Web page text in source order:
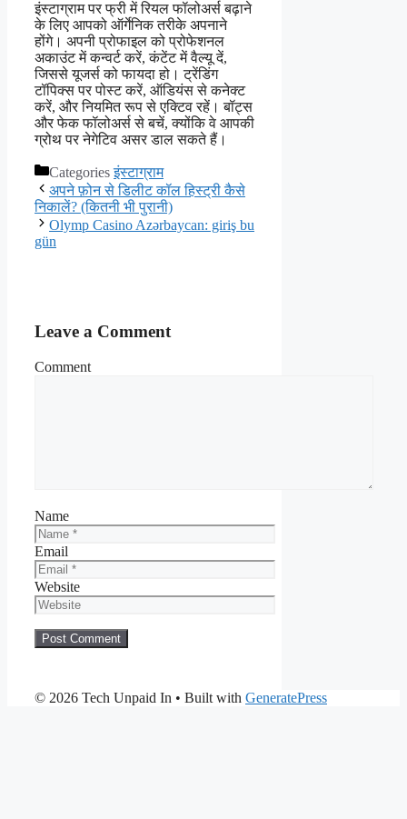
इंस्टाग्राम पर फ्री में रियल फॉलोअर्स बढ़ाने
के लिए आपको ऑर्गेनिक तरीके अपनाने
होंगे। अपनी प्रोफाइल को प्रोफेशनल
अकाउंट में कन्वर्ट करें, कंटेंट में वैल्यू दें,
जिससे यूजर्स को फायदा हो। ट्रेंडिंग
टॉपिक्स पर पोस्ट करें, ऑडियंस से कनेक्ट
करें, और नियमित रूप से एक्टिव रहें। बॉट्स
और फेक फॉलोअर्स से बचें, क्योंकि वे आपकी
ग्रोथ पर नेगेटिव असर डाल सकते हैं।
Categoriesइंस्टाग्राम
अपने फ़ोन से डिलीट कॉल हिस्ट्री कैसे
निकालें? (कितनी भी पुरानी)
Olymp Casino Azərbaycan: giriş bu
gün
Leave a Comment
Comment
Name
Email
Website
© 2026 Tech Unpaid In • Built with GeneratePress